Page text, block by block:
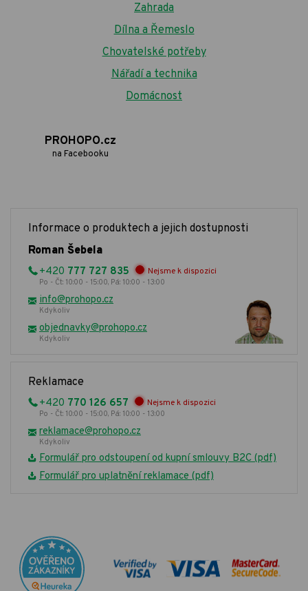
Zahrada
Dílna a Řemeslo
Chovatelské potřeby
Nářadí a technika
Domácnost
PROHOPO.cz
na Facebooku
Informace o produktech a jejich dostupnosti
Roman Šebela
+420 777 727 835 Nejsme k dispozici
Po - Čt: 10:00 - 15:00, Pá: 10:00 - 13:00
info@prohopo.cz
Kdykoliv
objednavky@prohopo.cz
Kdykoliv
Reklamace
+420 770 126 657 Nejsme k dispozici
Po - Čt: 10:00 - 15:00, Pá: 10:00 - 13:00
reklamace@prohopo.cz
Kdykoliv
Formulář pro odstoupení od kupní smlouvy B2C (pdf)
Formulář pro uplatnění reklamace (pdf)